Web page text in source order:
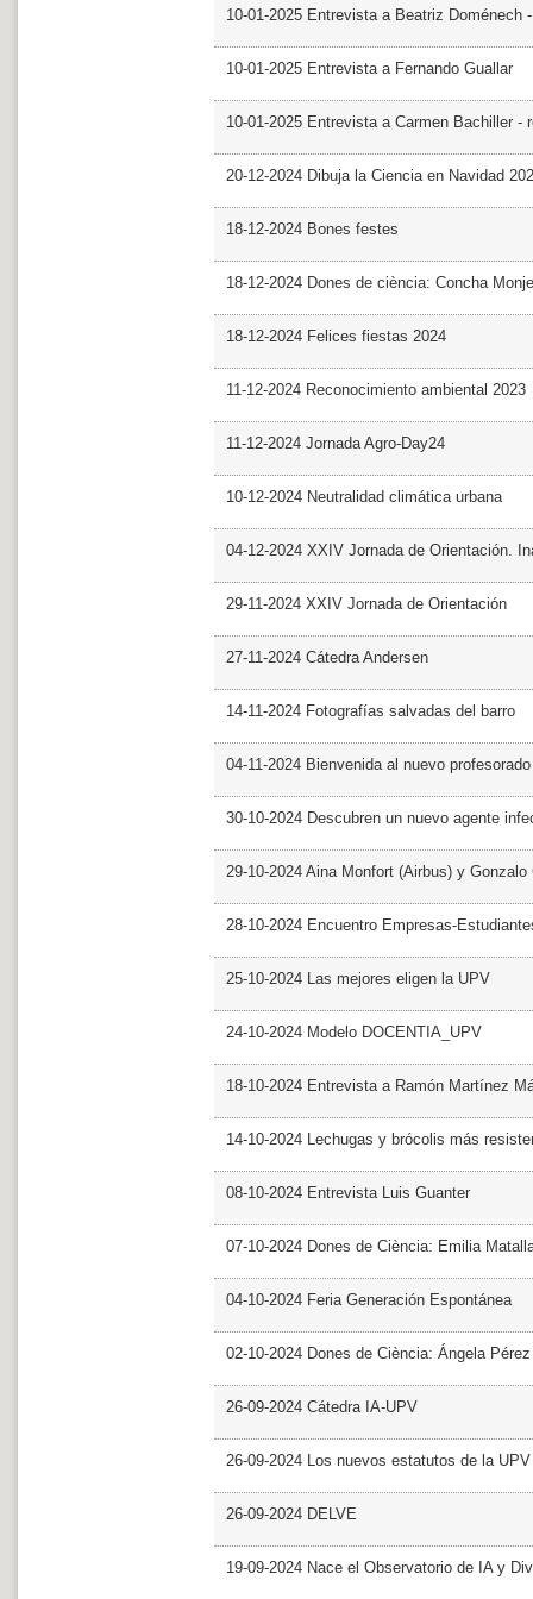
10-01-2025 Entrevista a Beatriz Doménech
10-01-2025 Entrevista a Fernando Guallar
10-01-2025 Entrevista a Carmen Bachiller -
20-12-2024 Dibuja la Ciencia en Navidad
18-12-2024 Bones festes
18-12-2024 Dones de ciència: Concha Monje
18-12-2024 Felices fiestas 2024
11-12-2024 Reconocimiento ambiental 2023
11-12-2024 Jornada Agro-Day24
10-12-2024 Neutralidad climática urbana
04-12-2024 XXIV Jornada de Orientación.
29-11-2024 XXIV Jornada de Orientación
27-11-2024 Cátedra Andersen
14-11-2024 Fotografías salvadas del barro
04-11-2024 Bienvenida al nuevo profesorado
30-10-2024 Descubren un nuevo agente
29-10-2024 Aina Monfort (Airbus) y
28-10-2024 Encuentro Empresas-
25-10-2024 Las mejores eligen la UPV
24-10-2024 Modelo DOCENTIA_UPV
18-10-2024 Entrevista a Ramón Martínez
14-10-2024 Lechugas y brócolis más
08-10-2024 Entrevista Luis Guanter
07-10-2024 Dones de Ciència: Emilia
04-10-2024 Feria Generación Espontánea
02-10-2024 Dones de Ciència: Ángela Pérez
26-09-2024 Cátedra IA-UPV
26-09-2024 Los nuevos estatutos de la
26-09-2024 DELVE
19-09-2024 Nace el Observatorio de IA y